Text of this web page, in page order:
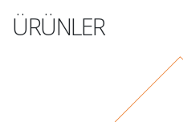
ÜRÜNLER